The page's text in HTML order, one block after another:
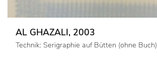
AL GHAZALI, 2003
Technik: Serigraphie auf Bütten (ohne Buch)